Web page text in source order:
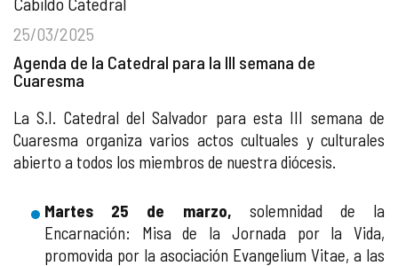
25/03/2025
Agenda de la Catedral para la III semana de
Cuaresma
La S.I. Catedral del Salvador para esta III semana de
Cuaresma organiza varios actos cultuales y culturales
abierto a todos los miembros de nuestra diócesis.
Martes 25 de marzo, solemnidad de la
Encarnación: Misa de la Jornada por la Vida,
promovida por la asociación Evangelium Vitae, a las